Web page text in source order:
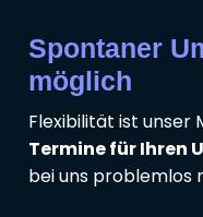
Spontaner
möglich
Flexibilität ist unser
Termine für Ihren
bei uns problemlos